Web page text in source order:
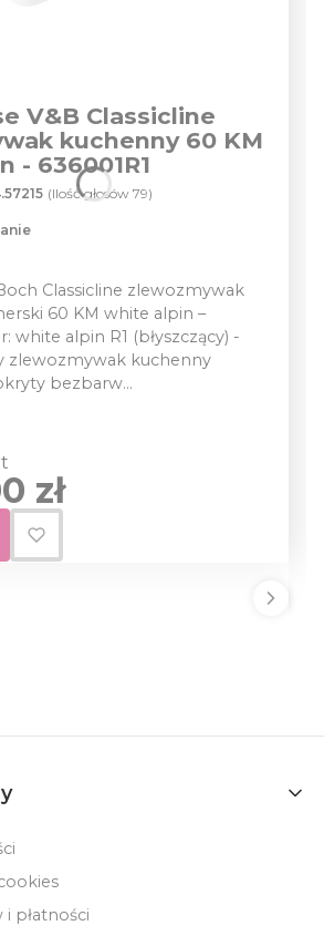
V&B Classicline
kuchenny 60 KM
- 636001R1
(Ilość głosów 79)
Classicline zlewozmywak
60 KM white alpin –
white alpin R1 (błyszczący) -
zlewozmywak kuchenny
bezbarw...
zł
płatności